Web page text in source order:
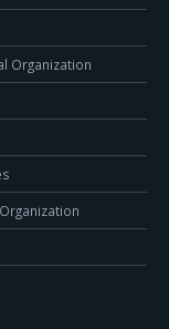
Organization